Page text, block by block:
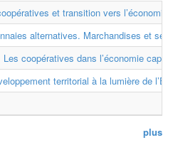
et transition vers
alternatives. Marchandises et
coopératives dans l’économie
territorial à la lumière de
plus